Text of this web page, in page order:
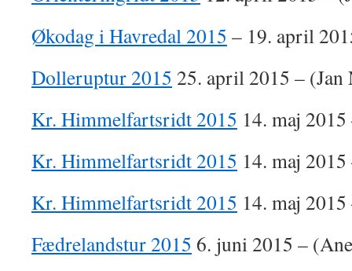
Økodag i Havredal 2015 – 19. april
Dolleruptur 2015 25. april 2015 – (Jan
Kr. Himmelfartsridt 2015 14. maj
Kr. Himmelfartsridt 2015 14. maj
Kr. Himmelfartsridt 2015 14. maj
Fædrelandstur 2015 6. juni 2015 –